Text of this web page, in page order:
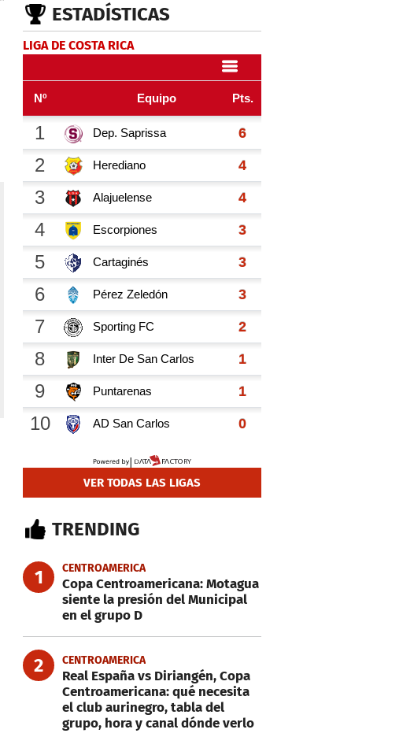
ESTADÍSTICAS
LIGA DE COSTA RICA
VER TODAS LAS LIGAS
TRENDING
1 CENTROAMERICA
Copa Centroamericana: Motagua
siente la presión del Municipal
en el grupo D
2 CENTROAMERICA
Real España vs Diriangén, Copa
Centroamericana: qué necesita
el club aurinegro, tabla del
grupo, hora y canal dónde verlo